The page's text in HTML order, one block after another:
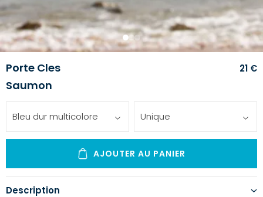
1 23
Porte Cles
Saumon
21 €
Bleu dur multicolore Unique
AJOUTER AU PANIER
Description